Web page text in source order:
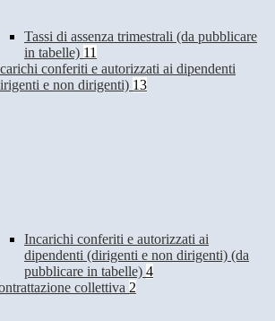
Tassi di assenza trimestrali (da pubblicare
in tabelle) 11
conferiti e autorizzati ai dipendenti
e non dirigenti) 13
Incarichi conferiti e autorizzati ai
dipendenti (dirigenti e non dirigenti) (da
pubblicare in tabelle) 4
collettiva 2